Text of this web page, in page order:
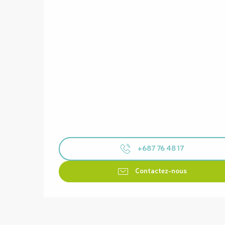
+687 76 48 17
Contactez-nous